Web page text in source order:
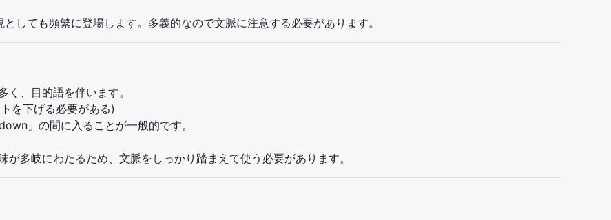
しても頻繁に登場します。多義的なので文脈に注意する必要があります。
、目的語を伴います。
を下げる必要がある)
」の間に入ることが一般的です。
多岐にわたるため、文脈をしっかり踏まえて使う必要があります。